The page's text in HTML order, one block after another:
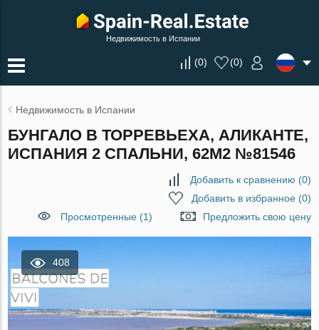
Недвижимость в Испании
(0) (0)
Недвижимость в Испании
БУНГАЛО В ТОРРЕВЬЕХА, АЛИКАНТЕ,
ИСПАНИЯ 2 СПАЛЬНИ, 62М2 №81546
Добавить к сравнению (0)
Добавить в избранное(0)
Просмотренные (1)
Предложить свою цену
408